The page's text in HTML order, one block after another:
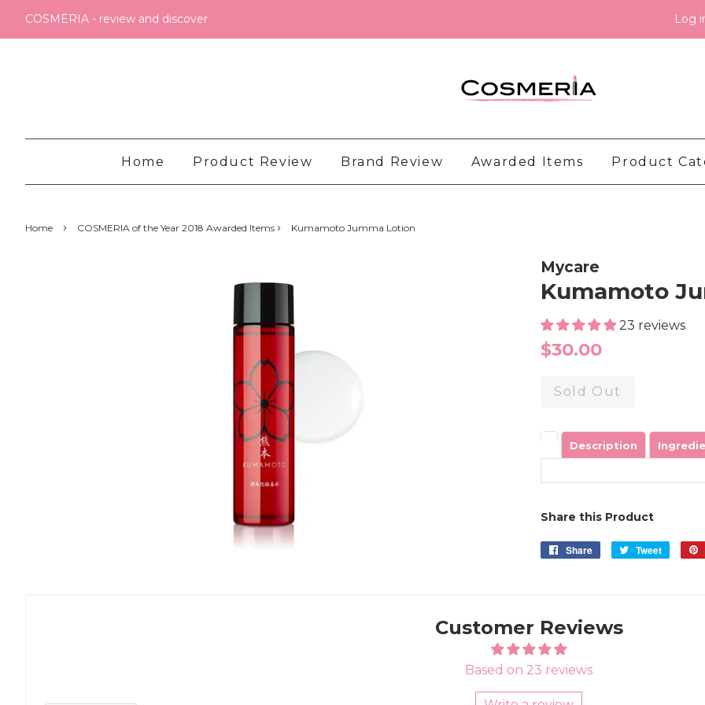
COSMERIA - review and discover Log
Home Product Review Brand Review Awarded Items Product
Home › COSMERIA of the Year 2018 Awarded Items › Kumamoto Jumma Lotion
Mycare
Kumamoto
23 reviews
Regular
$30.00
Sold Out
Description
Share this Product
Share
Share
Tweet
Tweet
Customer Reviews
Based on 23 reviews